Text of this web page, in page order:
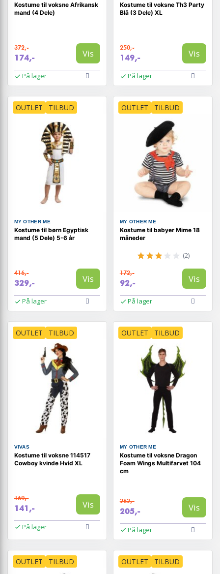
Kostume til voksne Afrikansk
mand (4 Dele)
372,-
174,- Vis
På lager
Kostume til voksne Th3 Party
Blå (3 Dele) XL
250,-
149,- Vis
På lager
OUTLET TILBUD
MY OTHER ME
Kostume til børn Egyptisk
mand (5 Dele) 5-6 år
416,-
329,- Vis
På lager
OUTLET TILBUD
MY OTHER ME
Kostume til babyer Mime 18
måneder
(2)
172,-
92,- Vis
På lager
OUTLET TILBUD
VIVAS
Kostume til voksne 114517
Cowboy kvinde Hvid XL
169,-
141,- Vis
På lager
OUTLET TILBUD
MY OTHER ME
Kostume til voksne Dragon
Foam Wings Multifarvet 104
cm
262,-
205,- Vis
På lager
OUTLET TILBUD OUTLET TILBUD